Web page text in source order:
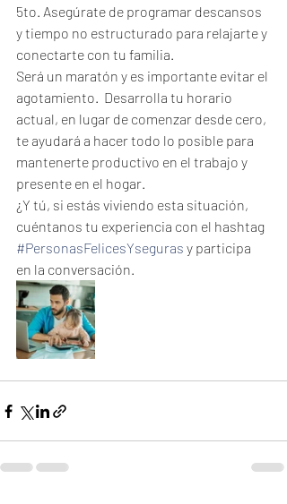
5to. Asegúrate de programar descansos
y tiempo no estructurado para relajarte y
conectarte con tu familia.
Será un maratón y es importante evitar el
agotamiento.  Desarrolla tu horario
actual, en lugar de comenzar desde cero,
te ayudará a hacer todo lo posible para
mantenerte productivo en el trabajo y
presente en el hogar.
¿Y tú, si estás viviendo esta situación,
cuéntanos tu experiencia con el hashtag
#PersonasFelicesYseguras y participa
en la conversación.